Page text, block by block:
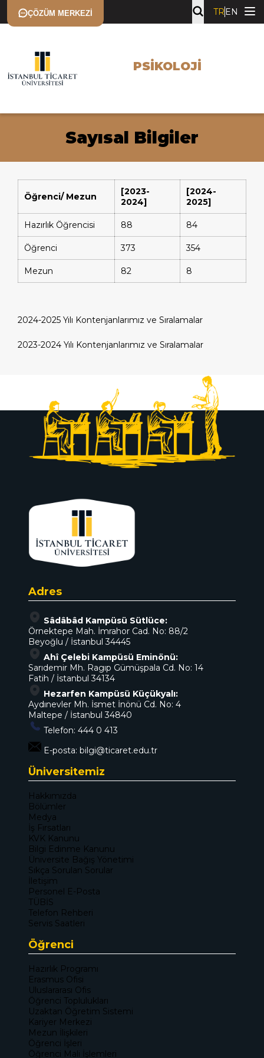
ÇÖZÜM MERKEZI TR EN
PSIKOLOJI
Sayısal Bilgiler
Öğrenci/ Mezun
[2023-
2024]
[2024-
2025]
Hazırlık Öğrencisi 88 84
Öğrenci 373 354
Mezun 82 8
2024-2025 Yılı Kontenjanlarımız ve Sıralamalar
2023-2024 Yılı Kontenjanlarımız ve Sıralamalar
Adres
Sâdâbâd Kampüsü Sütlüce:
Örnektepe Mah. İmrahor Cad. No: 88/2
Beyoğlu / İstanbul 34445
Ahî Çelebi Kampüsü Eminönü:
Sarıdemir Mh. Ragıp Gümüşpala Cd. No: 14
Fatih / İstanbul 34134
Hezarfen Kampüsü Küçükyalı:
Aydınevler Mh. İsmet İnönü Cd. No: 4
Maltepe / İstanbul 34840
Telefon: 444 0 413
E-posta: bilgi@ticaret.edu.tr
Üniversitemiz
Hakkımızda
Bölümler
Medya
İş Fırsatları
KVK Kanunu
Bilgi Edinme Kanunu
Üniversite Bağış Yönetimi
Sıkça Sorulan Sorular
İletişim
Personel E-Posta
TÜBİS
Telefon Rehberi
Servis Saatleri
Öğrenci
Hazırlık Programı
Erasmus Ofisi
Uluslararası Ofis
Öğrenci Toplulukları
Uzaktan Öğretim Sistemi
Kariyer Merkezi
Mezun İlişkileri
Öğrenci İşleri
Öğrenci Mali İşlemleri